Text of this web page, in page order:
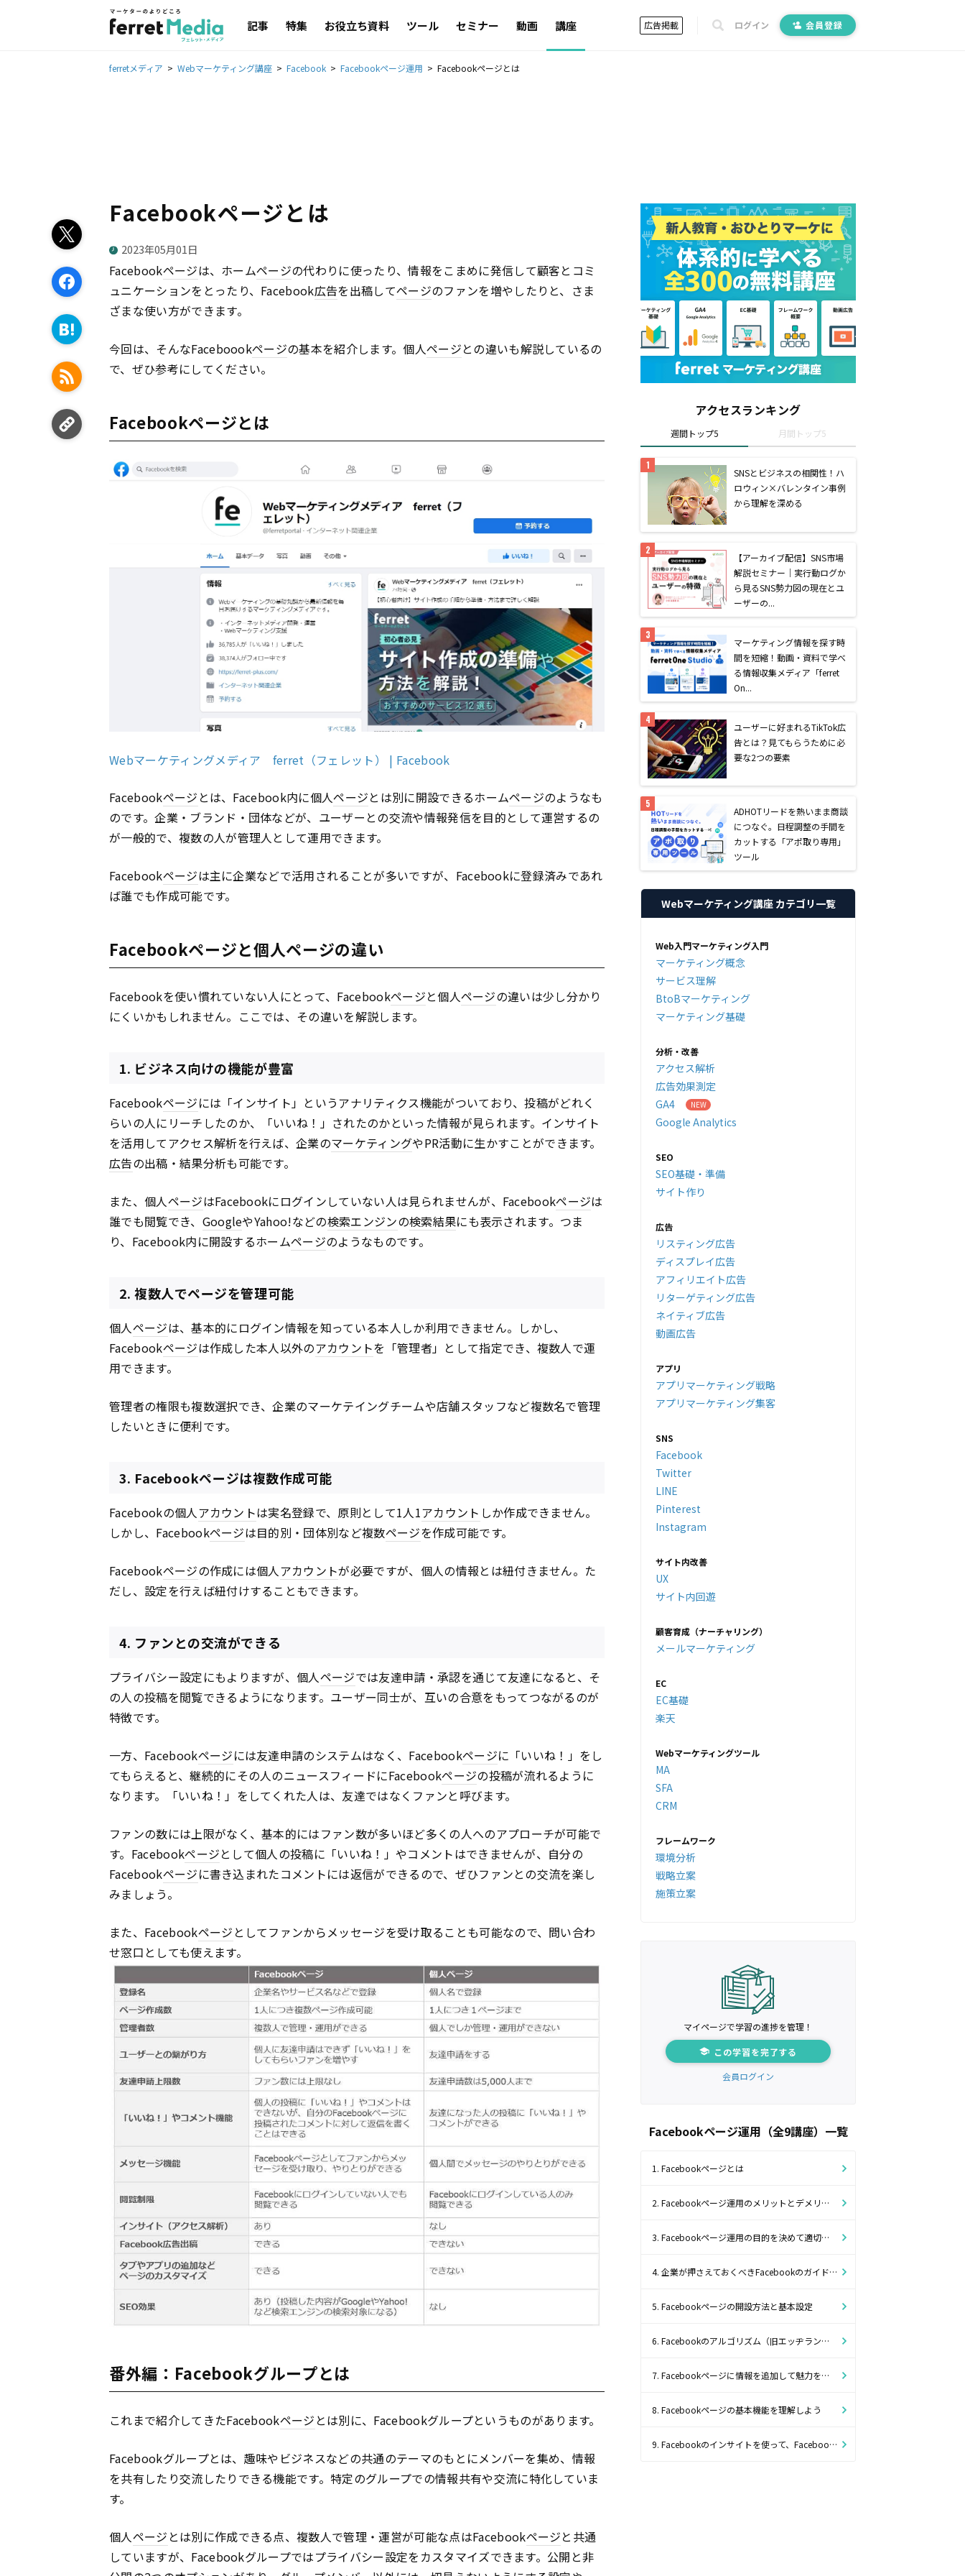
記事 特集 お役立ち資料 ツール セミナー 動画 講座 広告掲載 ログイン 会員登録
ferretメディア Webマーケティング講座 Facebook Facebookページ運用 Facebookページとは
Facebookページとは
2023年05月01日
Facebookページは、ホームページの代わりに使ったり、情報をこまめに発信して顧客とコミ
ュニケーションをとったり、Facebook広告を出稿してページのファンを増やしたりと、さま
ざまな使い方ができます。
今回は、そんなFaceboookページの基本を紹介します。個人ページとの違いも解説しているの
で、ぜひ参考にしてください。
Facebookページとは
Webマーケティングメディア ferret（フェレット） | Facebook
Facebookページ とは、Facebook内に個人ページとは別に開設できるホームページのようなも
のです。企業・ブランド・団体などが、ユーザーとの交流や情報発信を目的として運営するの
が一般的で、複数の人が管理人として運用できます。
Facebookページは主に企業などで活用されることが多いですが、Facebookに登録済みであれ
ば誰でも作成可能です。
Facebookページと個人ページの違い
Facebookを使い慣れていない人にとって、Facebookページと個人ページの違いは少し分かり
にくいかもしれません。ここでは、その違いを解説します。
1. ビジネス向けの機能が豊富
Facebookページには「インサイト」というアナリティクス機能がついており、投稿がどれく
らいの人にリーチしたのか、「いいね！」されたのかといった情報が見られます。インサイト
を活用してアクセス解析を行えば、企業のマーケティングやPR活動に生かすことができます。
広告の出稿・結果分析も可能です。
また、個人ページはFacebookにログインしていない人は見られませんが、Facebookページは
誰でも閲覧でき、 GoogleやYahoo!などの検索エンジンの検索結果にも表示されます。つま
り、Facebook内に開設するホームページのようなものです。
2. 複数人でページを管理可能
個人ページは、基本的にログイン情報を知っている本人しか利用できません。しかし、
Facebookページは作成した本人以外のアカウントを「管理者」として指定でき、複数人で運
用できます。
管理者の権限も複数選択でき、企業のマーケテイングチームや店舗スタッフなど複数名で管理
したいときに便利です。
3. Facebookページは複数作成可能
Facebookの個人アカウントは実名登録で、原則として1人1アカウント しか作成できません。
しかし、Facebookページは目的別・団体別など複数ページを作成可能です。
Facebookページの作成には個人アカウントが必要ですが、個人の情報とは紐付きません。た
だし、設定を行えば紐付けすることもできます。
4. ファンとの交流ができる
プライバシー設定にもよりますが、個人ページでは友達申請・承認を通じて友達になると、そ
の人の投稿を閲覧できるようになります。ユーザー同士が、互いの合意をもってつながるのが
特徴です。
一方、Facebookページには友達申請のシステムはなく、Facebookページに「いいね！」をし
てもらえると、継続的にその人のニュースフィードにFacebookページの投稿が流れるように
なります。「いいね！」をしてくれた人は、友達ではなくファンと呼びます。
ファンの数には上限がなく、基本的にはファン数が多いほど多くの人へのアプローチが可能で
す。Facebookページとして個人の投稿に「いいね！」やコメントはできませんが、自分の
Facebookページに書き込まれたコメントには返信ができるので、ぜひファンとの交流を楽し
みましょう。
また、Facebookページ としてファンからメッセージを受け取ることも可能なので、問い合わ
せ窓口としても使えます。
番外編：Facebookグループとは
これまで紹介してきたFacebookページ とは別に、Facebookグループというものがあります。
Facebookグループとは、趣味やビジネスなどの共通のテーマのもとにメンバーを集め、情報
を共有したり交流したりできる機能です。特定のグループでの情報共有や交流に特化していま
す。
個人ページ とは別に作成できる点、複数人で管理・運営が可能な点はFacebookページと共通
していますが、Facebookグループではプライバシー設定をカスタマイズできます。公開と非
アクセスランキング
週間トップ5 月間トップ5
SNSとビジネスの相関性！ハ
ロウィン×バレンタイン事例
から理解を深める
【アーカイブ配信】SNS市場
解説セミナー｜実行動ログか
ら見るSNS勢力図の現在とユ
ーザーの...
マーケティング情報を探す時
間を短縮！動画・資料で学べ
る情報収集メディア「ferret
On...
ユーザーに好まれるTikTok広
告とは？見てもらうために必
要な2つの要素
ADHOTリードを熱いまま商談
につなぐ。日程調整の手間を
カットする「アポ取り専用」
ツール
Webマーケティング講座 カテゴリ一覧
Web入門マーケティング入門
マーケティング概念
サービス理解
BtoBマーケティング
マーケティング基礎
分析・改善
アクセス解析
広告効果測定
GA4
Google Analytics
SEO
SEO基礎・準備
サイト作り
広告
リスティング広告
ディスプレイ広告
アフィリエイト広告
リターゲティング広告
ネイティブ広告
動画広告
アプリ
アプリマーケティング戦略
アプリマーケティング集客
SNS
Facebook
Twitter
LINE
Pinterest
Instagram
サイト内改善
UX
サイト内回遊
顧客育成（ナーチャリング）
メールマーケティング
EC
EC基礎
楽天
Webマーケティングツール
MA
SFA
CRM
フレームワーク
環境分析
戦略立案
施策立案
マイページで学習の進捗を管理！
この学習を完了する
会員ログイン
Facebookページ運用（全9講座）一覧
1. Facebookページとは
2. Facebookページ運用のメリットとデメリット
3. Facebookページ運用の目的を決めて適切なKGI/KPIを設定しよう
4. 企業が押さえておくべきFacebookのガイドラインとソーシャルメディアポリシー
5. Facebookページの開設方法と基本設定
6. Facebookのアルゴリズム（旧エッヂランク）とは？
7. Facebookページに情報を追加して魅力をアップさせよう
8. Facebookページの基本機能を理解しよう
9. Facebookのインサイトを使って、Facebookページの分析をしよう